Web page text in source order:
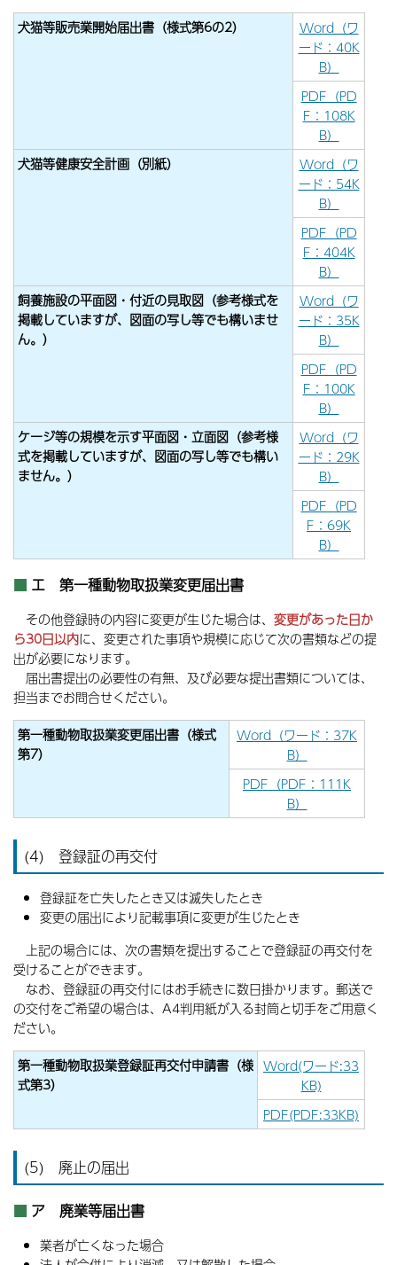
犬猫等販売業開始届出書（様式第6の2）
Word（ワ
ード：40K
B）
PDF（PD
F：108K
B）
犬猫等健康安全計画（別紙）
Word（ワ
ード：54K
B）
PDF（PD
F：404K
B）
飼養施設の平面図・付近の見取図 （参考様式を
掲載していますが、図面の写し等でも構いませ
ん。）
Word（ワ
ード：35K
B）
PDF（PD
F：100K
B）
ケージ等の規模を示す平面図・立面図（参考様
式を掲載していますが、図面の写し等でも構い
ません。）
Word（ワ
ード：29K
B）
PDF（PD
F：69K
B）
エ 第一種動物取扱業変更届出書
その他登録時の内容に変更が生じた場合は、 変更があった日か
ら30日以内に、変更された事項や規模に応じて次の書類などの提
出が必要になります。
届出書提出の必要性の有無、及び必要な提出書類については、
担当までお問合せください。
第一種動物取扱業変更届出書（様式
第7）
Word（ワード：37K
B）
PDF（PDF：111K
B）
(4) 登録証の再交付
登録証を亡失したとき又は滅失したとき
変更の届出により記載事項に変更が生じたとき
上記の場合には、次の書類を提出することで登録証の再交付を
受けることができます。
なお、登録証の再交付にはお手続きに数日掛かります。郵送で
の交付をご希望の場合は、A4判用紙が入る封筒と切手をご用意く
ださい。
第一種動物取扱業登録証再交付申請書（様
式第3）
Word(ワード:33
KB)
PDF(PDF:33KB)
(5) 廃止の届出
ア 廃業等届出書
業者が亡くなった場合